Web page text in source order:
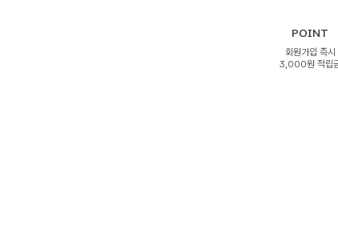
POINT
회원가입 즉시
3,000원 적립